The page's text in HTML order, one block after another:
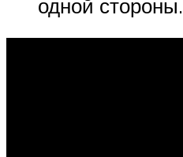
одной стороны.